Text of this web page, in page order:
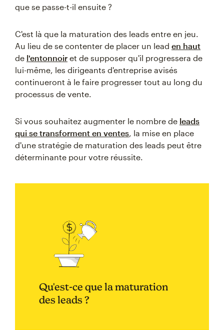
que se passe-t-il ensuite ?
C'est là que la maturation des leads entre en jeu.
Au lieu de se contenter de placer un lead en haut
de l'entonnoir et de supposer qu'il progressera de
lui-même, les dirigeants d'entreprise avisés
continueront à le faire progresser tout au long du
processus de vente.
Si vous souhaitez augmenter le nombre de leads
qui se transforment en ventes, la mise en place
d'une stratégie de maturation des leads peut être
déterminante pour votre réussite.
Qu'est-ce que la maturation
des leads ?